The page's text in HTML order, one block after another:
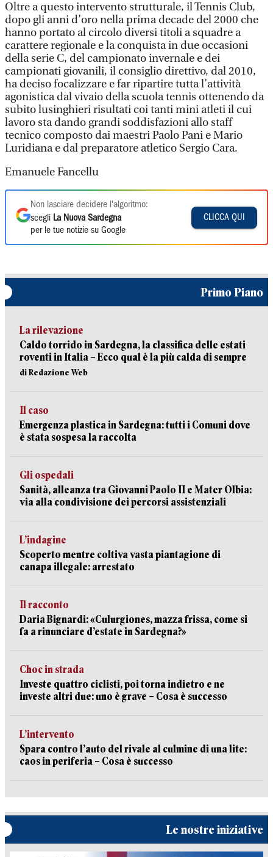
Oltre a questo intervento strutturale, il Tennis Club,
dopo gli anni d’oro nella prima decade del 2000 che
hanno portato al circolo diversi titoli a squadre a
carattere regionale e la conquista in due occasioni
della serie C, del campionato invernale e dei
campionati giovanili, il consiglio direttivo, dal 2010,
ha deciso focalizzare e far ripartire tutta l’attività
agonistica dal vivaio della scuola tennis ottenendo da
subito lusinghieri risultati coi tanti mini atleti il cui
lavoro sta dando grandi soddisfazioni allo staff
tecnico composto dai maestri Paolo Pani e Mario
Luridiana e dal preparatore atletico Sergio Cara.
Emanuele Fancellu
Non lasciare decidere l'algoritmo:
scegli La Nuova Sardegna
per le tue notizie su Google
CLICCA QUI
Primo Piano
La rilevazione
Caldo torrido in Sardegna, la classifica delle estati
roventi in Italia – Ecco qual è la più calda di sempre
di Redazione Web
Il caso
Emergenza plastica in Sardegna: tutti i Comuni dove
è stata sospesa la raccolta
Gli ospedali
Sanità, alleanza tra Giovanni Paolo II e Mater Olbia:
via alla condivisione dei percorsi assistenziali
L’indagine
Scoperto mentre coltiva vasta piantagione di
canapa illegale: arrestato
Il racconto
Daria Bignardi: «Culurgiones, mazza frissa, come si
fa a rinunciare d’estate in Sardegna?»
Choc in strada
Investe quattro ciclisti, poi torna indietro e ne
investe altri due: uno è grave – Cosa è successo
L’intervento
Spara contro l’auto del rivale al culmine di una lite:
caos in periferia – Cosa è successo
Le nostre iniziative